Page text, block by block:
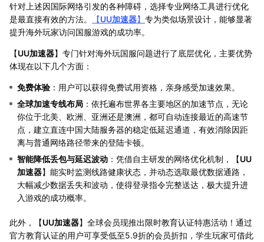
针对上述因国际网络引发的各种障碍，选择专业网络工具进行优化
是最直接有效的方法。
【UU加速器】 专为类似场景设计，能够显著
提升海外玩家访问国服游戏的成功率。
【UU加速器】专门针对海外玩国服问题进行了底层优化，主要优势
体现在以下几个方面：
免费体验 ：用户可以获得免费试用资格，亲身感受加速效果。
全球加速专线布局 ：依托遍布世界各主要地区的加速节点，无论
你位于北美、欧洲、亚洲还是澳洲，都可自动连接最近的高速节
点，建立直连中国大陆服务器的稳定低延迟通道，有效消除因距
离与普通网络路径带来的登陆卡顿。
智能降低丢包与延迟波动 ：凭借自主研发的网络优化机制，【UU
加速器】能实时监测线路健康状态，并动态选取最优数据通路，
大幅减少数据丢失和波动，使得登录指令完整送达，极大提升进
入游戏的成功概率。
此外，【UU加速器】全球会员现推出限时教育认证特惠活动！通过
官方教育认证的用户可享受低至5.9折的会员折扣，学生玩家可借此